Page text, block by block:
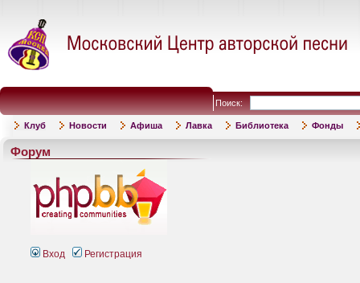
Поиск:
Клуб Новости Афиша Лавка Библиотека Фонды
Форум
Вход Регистрация